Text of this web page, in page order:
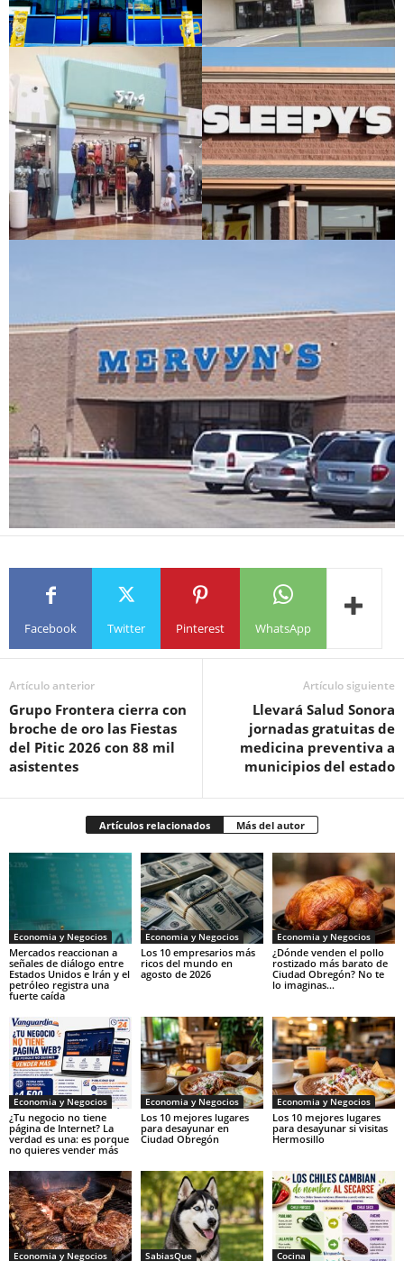
Facebook Twitter Pinterest WhatsApp
Artículo anterior
Grupo Frontera cierra con
broche de oro las Fiestas
del Pitic 2026 con 88 mil
asistentes
Artículo siguiente
Llevará Salud Sonora
jornadas gratuitas de
medicina preventiva a
municipios del estado
Artículos relacionados Más del autor
Economia y Negocios
Mercados reaccionan a
señales de diálogo entre
Estados Unidos e Irán y el
petróleo registra una
fuerte caída
Economia y Negocios
Los 10 empresarios más
ricos del mundo en
agosto de 2026
Economia y Negocios
¿Dónde venden el pollo
rostizado más barato de
Ciudad Obregón? No te
lo imaginas…
Economia y Negocios
¿Tu negocio no tiene
página de Internet? La
verdad es una: es porque
no quieres vender más
Economia y Negocios
Los 10 mejores lugares
para desayunar en
Ciudad Obregón
Economia y Negocios
Los 10 mejores lugares
para desayunar si visitas
Hermosillo
Economia y Negocios SabiasQue Cocina